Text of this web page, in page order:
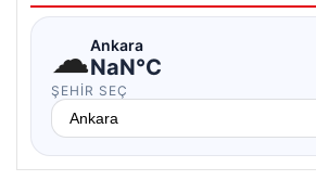
☁Ankara
NaN°C
ŞEHIR SEÇ